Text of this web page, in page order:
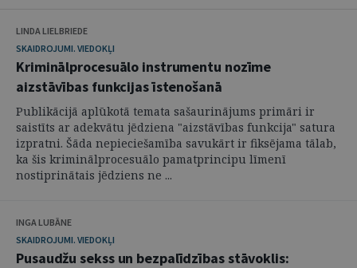
LINDA LIELBRIEDE
SKAIDROJUMI. VIEDOKĻI
Kriminālprocesuālo instrumentu nozīme
aizstāvības funkcijas īstenošanā
Publikācijā aplūkotā temata sašaurinājums primāri ir
saistīts ar adekvātu jēdziena "aizstāvības funkcija" satura
izpratni. Šāda nepieciešamība savukārt ir fiksējama tālab,
ka šis kriminālprocesuālo pamatprincipu līmenī
nostiprinātais jēdziens ne ...
INGA LUBĀNE
SKAIDROJUMI. VIEDOKĻI
Pusaudžu sekss un bezpalīdzības stāvoklis: